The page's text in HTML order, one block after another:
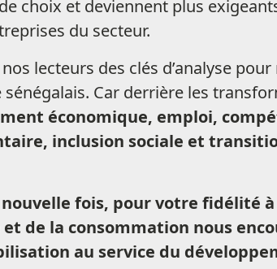
choix et deviennent plus
du secteur.
lecteurs des clés d’analyse
Car derrière les
économique, emploi,
inclusion sociale et
fois, pour votre fidélité à
de la consommation nous
au service du